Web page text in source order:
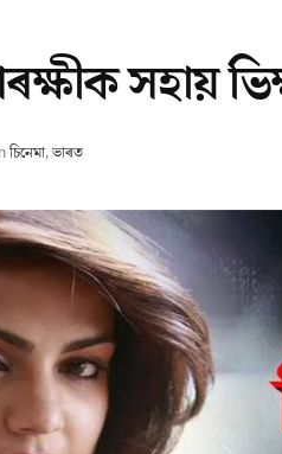
সহায়
চিনেমা,ভাৰত